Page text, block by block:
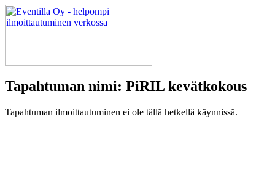
Tapahtuman nimi: PiRIL kevätkokous
Tapahtuman ilmoittautuminen ei ole tällä hetkellä käynnissä.